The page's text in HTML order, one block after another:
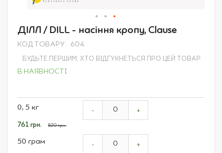
Перейти
до
початку
галереї
зображень
ДІЛЛ / DILL - насіння кропу, Clause
КОД ТОВАРУ 604
БУДЬТЕ ПЕРШИМ, ХТО ВІДГУКНЕТЬСЯ ПРО ЦЕЙ ТОВАР
В НАЯВНОСТІ
product
0, 5 кг
Спеціальна
761 грн. 820 грн.
- +
50 грам - +